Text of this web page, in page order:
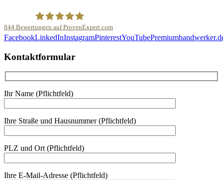
844 Bewertungen auf ProvenExpert.com
FacebookLinkedInInstagramPinterestYouTube
Kontaktformular
Ihr Name (Pflichtfeld)
Ihre Straße und Hausnummer (Pflichtfeld)
PLZ und Ort (Pflichtfeld)
Ihre E-Mail-Adresse (Pflichtfeld)